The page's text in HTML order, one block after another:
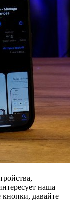
наша
давайте